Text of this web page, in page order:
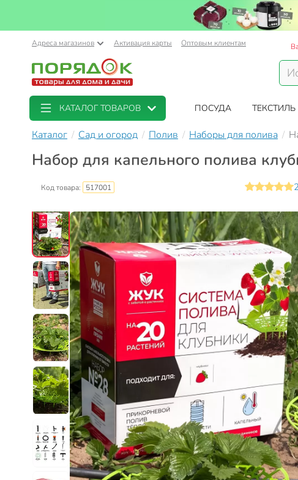
Адреса магазинов Активация карты Оптовым клиентам
КАТАЛОГ ТОВАРОВ ПОСУДА ТЕКСТИЛЬ
Каталог Сад и огород Полив Наборы для полива
Набор для капельного полива
Код товара: 517001